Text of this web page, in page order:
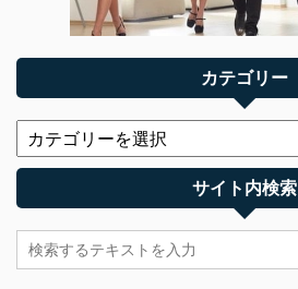
カテゴリー
サイト内検索